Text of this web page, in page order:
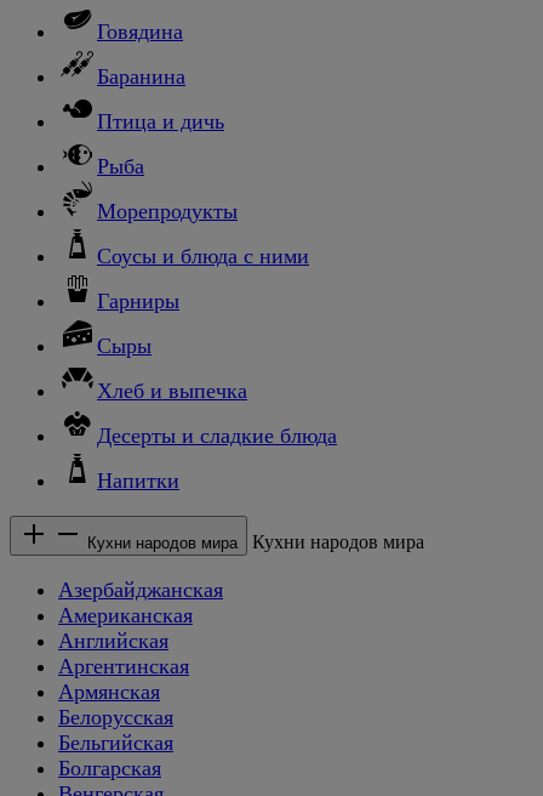
Говядина
Баранина
Птица и дичь
Рыба
Морепродукты
Соусы и блюда с ними
Гарниры
Сыры
Хлеб и выпечка
Десерты и сладкие блюда
Напитки
Кухни народов мира Кухни народов мира
Азербайджанская
Американская
Английская
Аргентинская
Армянская
Белорусская
Бельгийская
Болгарская